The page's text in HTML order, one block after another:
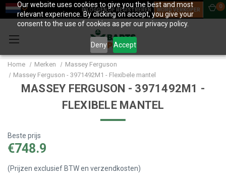
Our website uses cookies to give you the best and most
relevant experience. By clicking on accept, you give your
consent to the use of cookies as per our privacy policy.
Deny Accept
INLOGGEN OF REGISTREREN WORD VERKOPER
0
Home Merken
Massey Ferguson
Massey Ferguson - 3971492M1 - Flexibele mantel
MASSEY FERGUSON - 3971492M1 -
FLEXIBELE MANTEL
Beste prijs
€748.9
(Prijzen exclusief BTW en verzendkosten)